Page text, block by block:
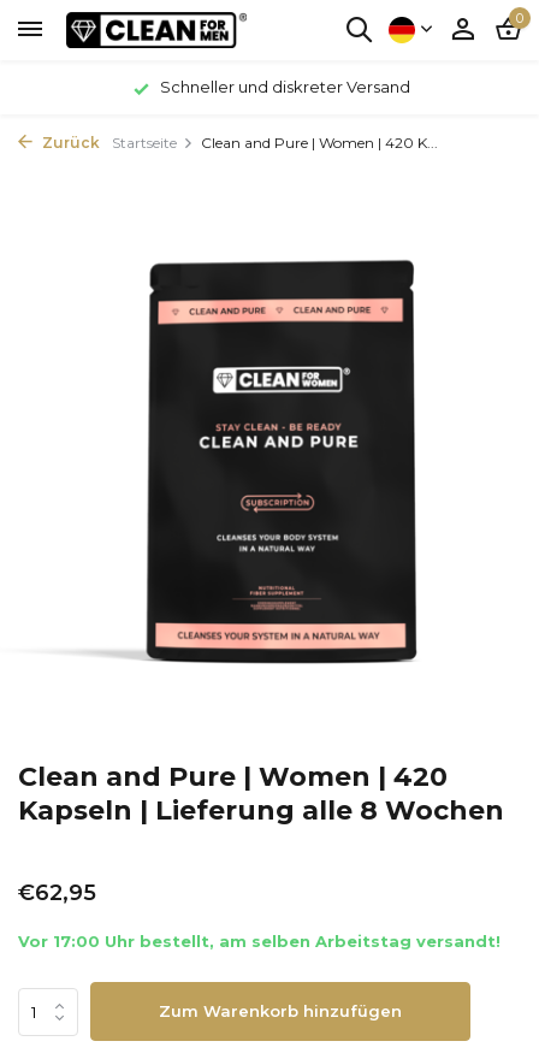
0
Schneller und diskreter Versand
Zurück Startseite Clean and Pure | Women | 420 K...
Clean and Pure | Women | 420
Kapseln | Lieferung alle 8 Wochen
€62,95
Vor 17:00 Uhr bestellt, am selben Arbeitstag versandt!
Zum Warenkorb hinzufügen